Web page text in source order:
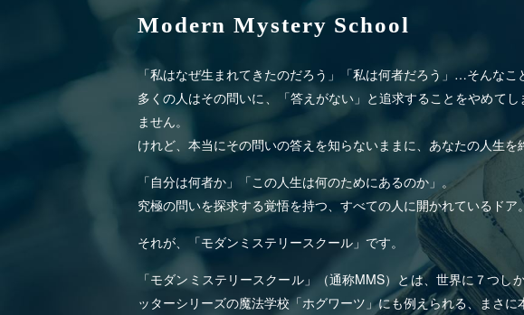
Modern Mystery School
「私はなぜ生まれてきたのだろう」「私は何者だろう」…そんなこ
多くの人はその問いに、「答えがない」と追求することをやめて
ません。
けれど、本当にその問いの答えを知らないままに、あなたの人生を
「自分は何者か」「この人生は何のためにあるのか」。
究極の問いを探求する覚悟を持つ、すべての人に開かれているドア
それが、「モダンミステリースクール」です。
「モダンミステリースクール」（通称MMS）とは、世界に７つ
ッターシリーズの魔法学校「ホグワーツ」にも例えられる、まさに